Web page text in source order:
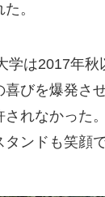
。
は2017年秋
喜びを爆発さ
れなかった
ンドも笑顔